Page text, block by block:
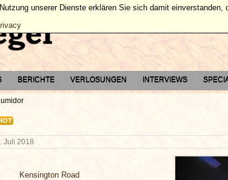
BERICHTE VERLOSUNGEN INTERVIEWS
Juli 2018
Kensington Road
unserer Dienste erklären Sie sich damit